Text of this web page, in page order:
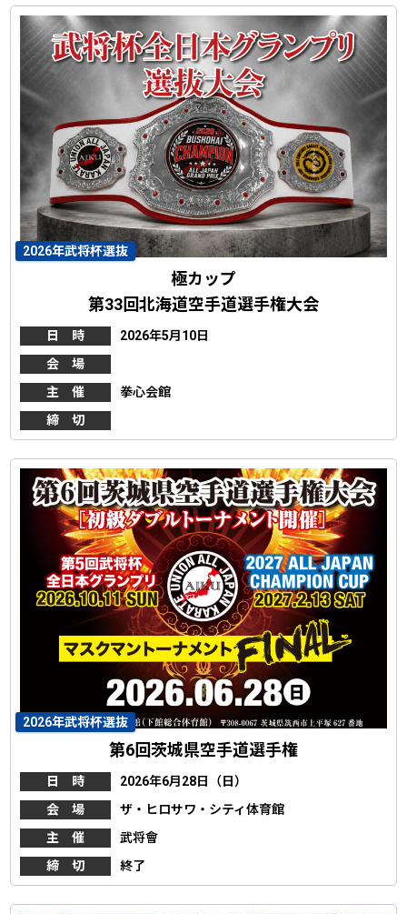
2026年武将杯選抜
極カップ
第33回北海道空手道選手権大会
日 時
2026年5月10日
会 場
主 催
拳心会館
締 切
2026年武将杯選抜
第6回茨城県空手道選手権
日 時
2026年6月28日（日）
会 場
ザ・ヒロサワ・シティ体育館
主 催
武将會
締 切
終了